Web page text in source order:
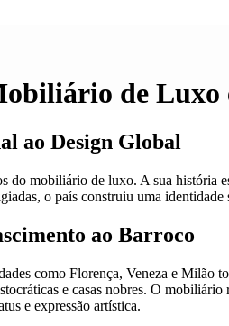
de Luxo
ao Design Global
do mobiliário de luxo. A sua história
o país construiu uma
ao Barroco
como Florença, Veneza e Milão
e casas nobres. O
e expressão artística.